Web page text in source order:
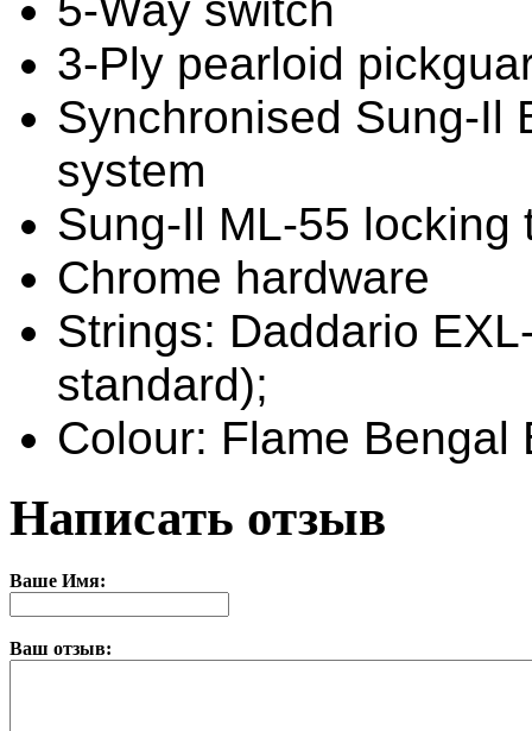
3-Ply pearloid
Synchronised Sung-Il
system
Sung-Il ML-55 locking
Chrome hardware
Strings: Daddario
standard);
Colour: Flame Bengal
Написать отзыв
Ваше Имя:
Ваш отзыв: